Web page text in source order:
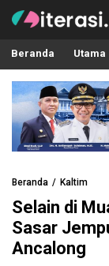
Literasi.co
Pilar Informasi
Beranda Utama
Beranda Kaltim
Selain di
Sasar
Ancalong